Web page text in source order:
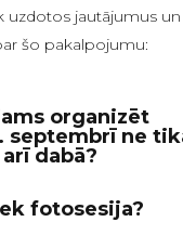
uzdotos jautājumus un
šo pakalpojumu:
organizēt
septembrī ne
dabā?
fotosesija?